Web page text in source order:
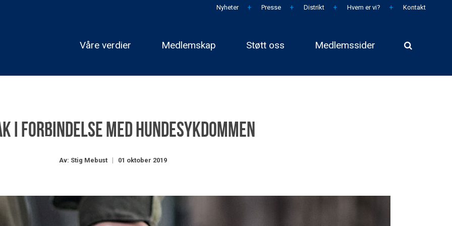
Nyheter Presse Distrikt Hvem er vi? Kontakt
Våre verdier Medlemskap Støtt oss Medlemssider
i forbindelse med hundesykdommen
Av: Stig Mebust 01 oktober 2019